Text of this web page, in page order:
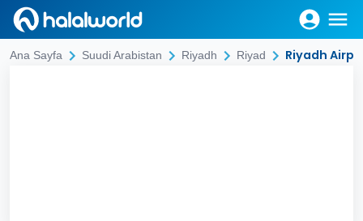
Ana Sayfa Suudi Arabistan Riyadh Riyad Riyadh